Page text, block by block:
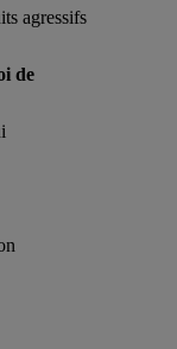
agressifs
de